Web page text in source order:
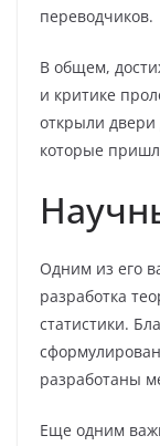
переводчиков.
В общем,
и критике
открыли двери
которые
Одним из его
разработка
статистики.
разработаны
Еще одним